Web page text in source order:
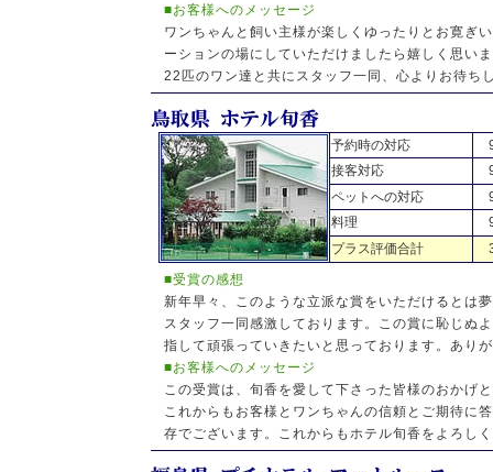
■お客様へのメッセージ
ワンちゃんと飼い主様が楽しくゆったりとお寛ぎ
ーションの場にしていただけましたら嬉しく思い
22匹のワン達と共にスタッフ一同、心よりお待ち
予約時の対応
接客対応
ペットへの対応
料理
プラス評価合計
■受賞の感想
新年早々、このような立派な賞をいただけるとは
スタッフ一同感激しております。この賞に恥じぬ
指して頑張っていきたいと思っております。あり
■お客様へのメッセージ
この受賞は、旬香を愛して下さった皆様のおかげ
これからもお客様とワンちゃんの信頼とご期待に
存でございます。これからもホテル旬香をよろし